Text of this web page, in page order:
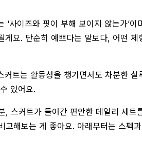
사이즈와 핏이 부해 보이지 않는가’이
요. 단순히 예쁘다는 말보다, 어떤
트는 활동성을 챙기면서도 차분한 실
있어요.
스커트가 들어간 편안한 데일리 세트
해보는 게 좋아요. 아래부터는 스펙